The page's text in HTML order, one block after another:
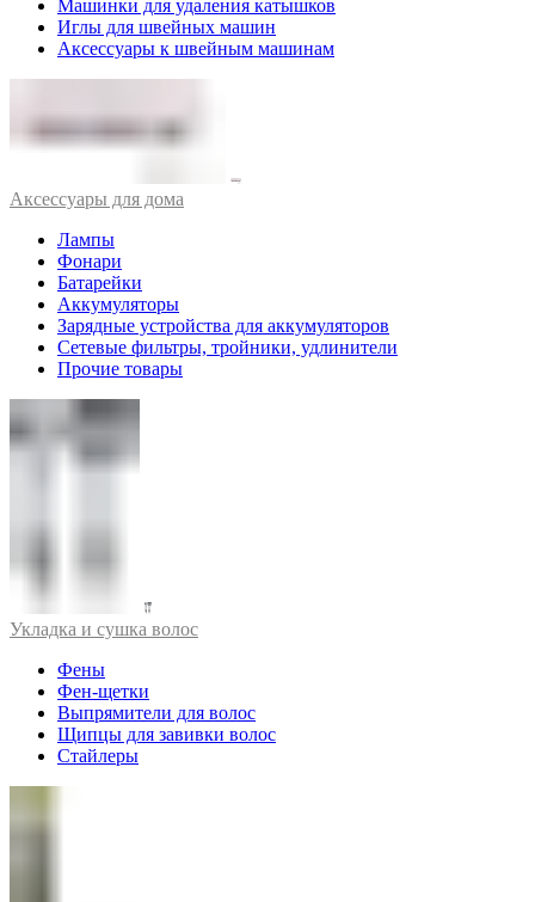
Машинки для удаления катышков
Иглы для швейных машин
Аксессуары к швейным машинам
Аксессуары для дома
Лампы
Фонари
Батарейки
Аккумуляторы
Зарядные устройства для аккумуляторов
Сетевые фильтры, тройники, удлинители
Прочие товары
Укладка и сушка волос
Фены
Фен-щетки
Выпрямители для волос
Щипцы для завивки волос
Стайлеры